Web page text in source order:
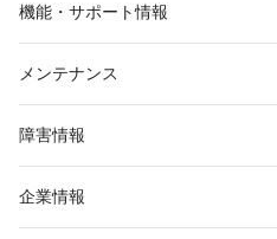
機能・サポート情報
メンテナンス
障害情報
企業情報